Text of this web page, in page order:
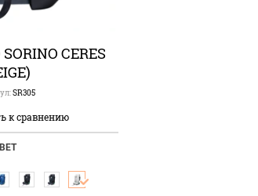
CERES
SR305
к сравнению